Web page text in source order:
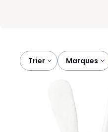
Trier marques